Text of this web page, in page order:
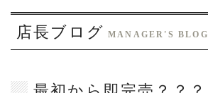
店長ブログ MANAGER'S BLOG